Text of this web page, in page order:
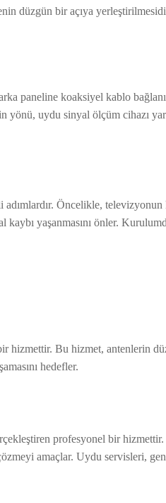
düzgün bir açıya
paneline koaksiyel kablo
yönü, uydu sinyal ölçüm cihazı
Öncelikle, televizyonun
yaşanmasını önler.
Bu hizmet, antenlerin
hedefler.
profesyonel bir
amaçlar. Uydu servisleri,